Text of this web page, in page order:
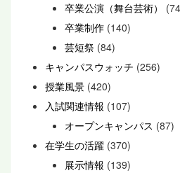
卒業公演（舞台芸術）
卒業制作 (140)
芸短祭 (84)
キャンパスウォッチ (256)
授業風景 (420)
入試関連情報 (107)
オープンキャンパス (87)
在学生の活躍 (370)
展示情報 (139)